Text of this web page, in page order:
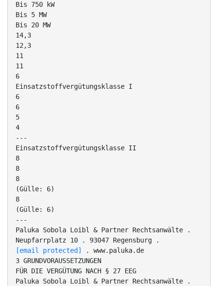
Bis 750 kW
Bis 5 MW
Bis 20 MW
14,3
12,3
11
11
6
Einsatzstoffvergütungsklasse I
6
6
5
4
---
Einsatzstoffvergütungsklasse II
8
8
8
(Gülle: 6)
8
(Gülle: 6)
---
Paluka Sobola Loibl & Partner Rechtsanwälte .
Neupfarrplatz 10 . 93047 Regensburg .
[email protected]
. www.paluka.de
3 GRUNDVORAUSSETZUNGEN
FÜR DIE VERGÜTUNG NACH § 27 EEG
Paluka Sobola Loibl & Partner Rechtsanwälte .